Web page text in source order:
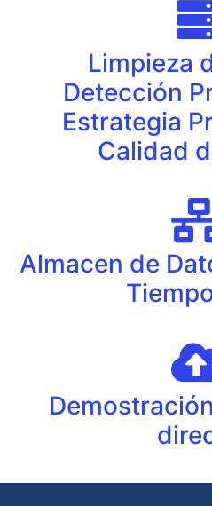
Limpieza
Detección
Estrategia
Calidad
Almacen de